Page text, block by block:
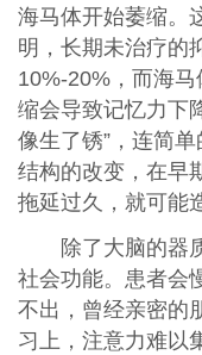
海马体开始萎缩。
明，长期未治疗的
10%-20%，而海
缩会导致记忆力下
像生了锈”，连简
结构的改变，在早
拖延过久，就可能
除了大脑的器
社会功能。患者会
不出，曾经亲密的
习上，注意力难以